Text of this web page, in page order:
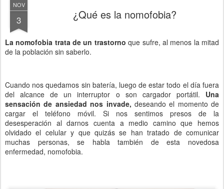
NOV
3 ¿Qué es la nomofobia?
La nomofobia trata de un trastorno que sufre, al menos la mitad
de la población sin saberlo.
Cuando nos quedamos sin batería, luego de estar todo el día fuera
del alcance de un interruptor o son cargador portátil. Una
sensación de ansiedad nos invade, deseando el momento de
cargar el teléfono móvil. Si nos sentimos presos de la
desesperación al darnos cuenta a medio camino que hemos
olvidado el celular y que quizás se han tratado de comunicar
muchas personas, se habla también de esta novedosa
enfermedad, nomofobia.